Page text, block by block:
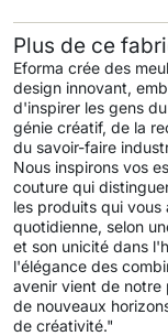
Plus de ce
Eforma crée des
design innovant,
d'inspirer les gens
génie créatif, de la
du savoir-faire
Nous inspirons vos
couture qui
les produits qui
quotidienne, selon
et son unicité dans
l'élégance des
avenir vient de notre
de nouveaux
de créativité."